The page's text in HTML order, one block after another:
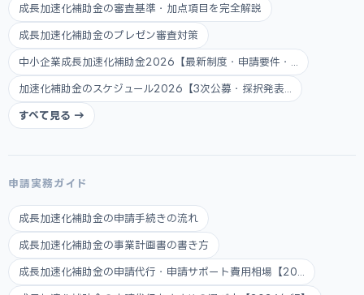
成長加速化補助金の審査基準・加点項目を完全解説
成長加速化補助金のプレゼン審査対策
中小企業成長加速化補助金2026【最新制度・申請要件・...
加速化補助金のスケジュール2026【3次公募・採択発表...
すべて見る →
申請実務ガイド
成長加速化補助金の申請手続きの流れ
成長加速化補助金の事業計画書の書き方
成長加速化補助金の申請代行・申請サポート費用相場【20...